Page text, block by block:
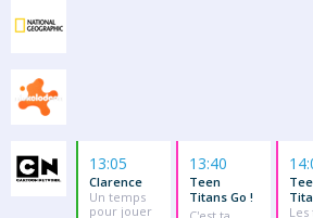
13:05
Clarence
Un temps
pour jouer
13:40
Teen
Titans Go !
Les